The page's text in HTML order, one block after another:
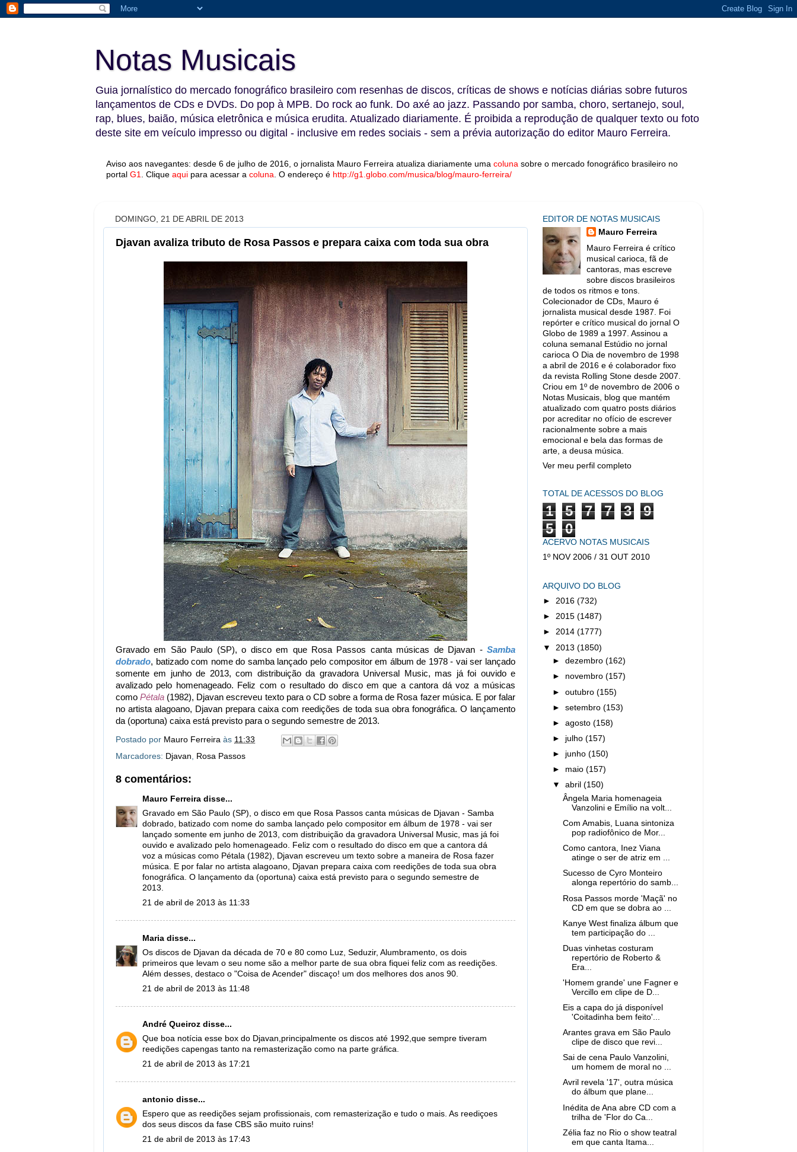
Notas Musicais
Guia jornalístico do mercado fonográfico brasileiro com resenhas de discos, críticas de shows e notícias diárias sobre futuros
lançamentos de CDs e DVDs. Do pop à MPB. Do rock ao funk. Do axé ao jazz. Passando por samba, choro, sertanejo, soul,
rap, blues, baião, música eletrônica e música erudita. Atualizado diariamente. É proibida a reprodução de qualquer texto ou foto
deste site em veículo impresso ou digital - inclusive em redes sociais - sem a prévia autorização do editor Mauro Ferreira.
Aviso aos navegantes: desde 6 de julho de 2016, o jornalista Mauro Ferreira atualiza diariamente uma coluna sobre o mercado fonográfico brasileiro no
portal G1 Clique aqui para acessar a coluna O endereço é http://g1.globo.com/musica/blog/mauro-ferreira/
DOMINGO, 21 DE ABRIL DE 2013
Djavan avaliza tributo de Rosa Passos e prepara caixa com toda sua obra
Gravado em São Paulo (SP), o disco em que Rosa Passos canta músicas de Djavan - Samba
dobrado, batizado com nome do samba lançado pelo compositor em álbum de 1978 - vai ser lançado
somente em junho de 2013, com distribuição da gravadora Universal Music, mas já foi ouvido e
avalizado pelo homenageado. Feliz com o resultado do disco em que a cantora dá voz a músicas
comoPétala (1982), Djavan escreveu texto para o CD sobre a forma de Rosa fazer música. E por falar
no artista alagoano, Djavan prepara caixa com reedições de toda sua obra fonográfica. O lançamento
da (oportuna) caixa está previsto para o segundo semestre de 2013.
Postado por Mauro Ferreira às 11:33
Marcadores: Djavan, Rosa Passos
8 comentários:
Mauro Ferreira disse...
Gravado em São Paulo (SP), o disco em que Rosa Passos canta músicas de Djavan - Samba
dobrado, batizado com nome do samba lançado pelo compositor em álbum de 1978 - vai ser
lançado somente em junho de 2013, com distribuição da gravadora Universal Music, mas já foi
ouvido e avalizado pelo homenageado. Feliz com o resultado do disco em que a cantora dá
voz a músicas como Pétala (1982), Djavan escreveu um texto sobre a maneira de Rosa fazer
música. E por falar no artista alagoano, Djavan prepara caixa com reedições de toda sua obra
fonográfica. O lançamento da (oportuna) caixa está previsto para o segundo semestre de
2013.
21 de abril de 2013 às 11:33
Maria disse...
Os discos de Djavan da década de 70 e 80 como Luz, Seduzir, Alumbramento, os dois
primeiros que levam o seu nome são a melhor parte de sua obra fiquei feliz com as reedições.
Além desses, destaco o "Coisa de Acender" discaço! um dos melhores dos anos 90.
21 de abril de 2013 às 11:48
André Queiroz disse...
Que boa notícia esse box do Djavan,principalmente os discos até 1992,que sempre tiveram
reedições capengas tanto na remasterização como na parte gráfica.
21 de abril de 2013 às 17:21
antonio disse...
Espero que as reedições sejam profissionais, com remasterização e tudo o mais. As reediçoes
dos seus discos da fase CBS são muito ruins!
21 de abril de 2013 às 17:43
EDITOR DE NOTAS MUSICAIS
Mauro Ferreira
Mauro Ferreira é crítico
musical carioca, fã de
cantoras, mas escreve
sobre discos brasileiros
de todos os ritmos e tons.
Colecionador de CDs, Mauro é
jornalista musical desde 1987. Foi
repórter e crítico musical do jornal O
Globo de 1989 a 1997. Assinou a
coluna semanal Estúdio no jornal
carioca O Dia de novembro de 1998
a abril de 2016 e é colaborador fixo
da revista Rolling Stone desde 2007.
Criou em 1º de novembro de 2006 o
Notas Musicais, blog que mantém
atualizado com quatro posts diários
por acreditar no ofício de escrever
racionalmente sobre a mais
emocional e bela das formas de
arte, a deusa música.
Ver meu perfil completo
TOTAL DE ACESSOS DO BLOG
1 5 7 7 3
9
5
0
ACERVO NOTAS MUSICAIS
1º NOV 2006 / 31 OUT 2010
ARQUIVO DO BLOG
► 2016 (732)
► 2015 (1487)
► 2014 (1777)
▼ 2013 (1850)
►dezembro(162)
► novembro(157)
►outubro(155)
►setembro(153)
►agosto(158)
► julho(157)
► junho(150)
► maio(157)
▼abril(150)
Ângela Maria homenageia
Vanzolini e Emílio na volt...
Com Amabis, Luana sintoniza
pop radiofônico de Mor...
Como cantora, Inez Viana
atinge o ser de atriz em ...
Sucesso de Cyro Monteiro
alonga repertório do samb...
Rosa Passos morde 'Maçã' no
CD em que se dobra ao ...
Kanye West finaliza álbum que
tem participação do ...
Duas vinhetas costuram
repertório de Roberto &
Era...
'Homem grande' une Fagner e
Vercillo em clipe de D...
Eis a capa do já disponível
'Coitadinha bem feito'...
Arantes grava em São Paulo
clipe de disco que revi...
Sai de cena Paulo Vanzolini,
um homem de moral no ...
Avril revela '17', outra música
do álbum que plane...
Inédita de Ana abre CD com a
trilha de 'Flor do Ca...
Zélia faz no Rio o show teatral
em que canta Itama...